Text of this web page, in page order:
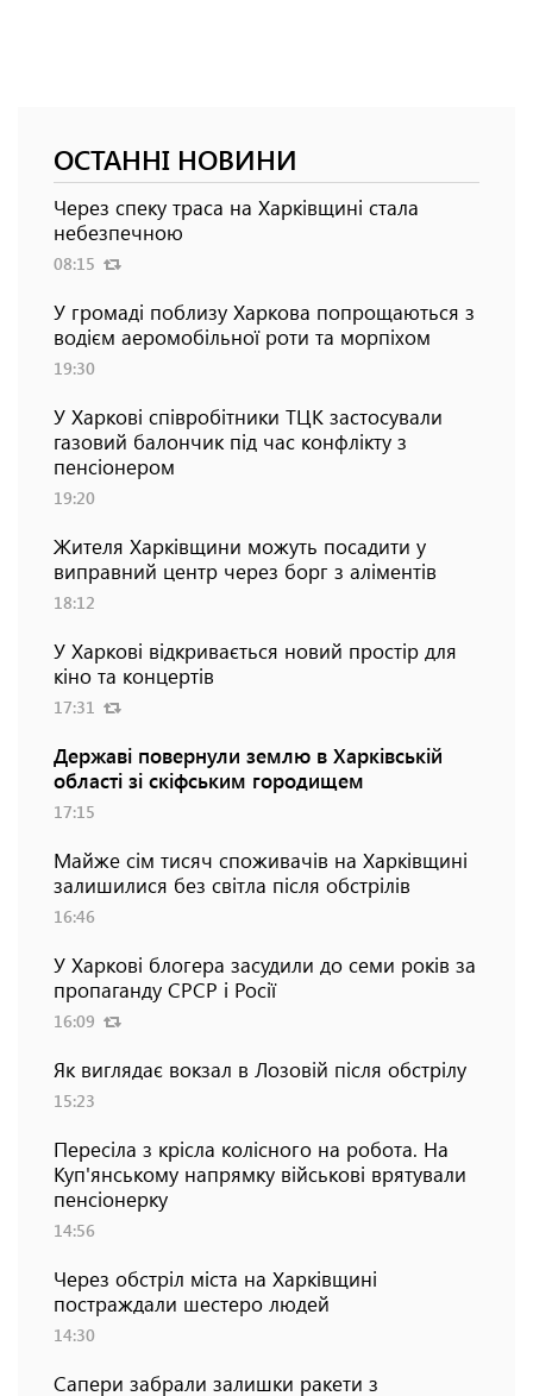
ОСТАННІ НОВИНИ
Через спеку траса на Харківщині стала
небезпечною
08:15
У громаді поблизу Харкова попрощаються з
водієм аеромобільної роти та морпіхом
19:30
У Харкові співробітники ТЦК застосували
газовий балончик під час конфлікту з
пенсіонером
19:20
Жителя Харківщини можуть посадити у
виправний центр через борг з аліментів
18:12
У Харкові відкривається новий простір для
кіно та концертів
17:31
Державі повернули землю в Харківській
області зі скіфським городищем
17:15
Майже сім тисяч споживачів на Харківщині
залишилися без світла після обстрілів
16:46
У Харкові блогера засудили до семи років за
пропаганду СРСР і Росії
16:09
Як виглядає вокзал в Лозовій після обстрілу
15:23
Пересіла з крісла колісного на робота. На
Куп'янському напрямку військові врятували
пенсіонерку
14:56
Через обстріл міста на Харківщині
постраждали шестеро людей
14:30
Сапери забрали залишки ракети з